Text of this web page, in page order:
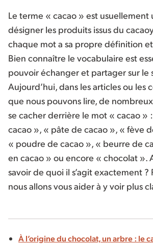
Le terme « cacao » est usuellement
désigner les produits issus du
chaque mot a sa propre définition
Bien connaître le vocabulaire est
pouvoir échanger et partager sur le
Aujourd’hui, dans les articles ou les
que nous pouvons lire, de
se cacher derrière le mot « cacao »
cacao », « pâte de cacao », « fève
« poudre de cacao », « beurre de
en cacao » ou encore « chocolat ».
savoir de quoi il s’agit exactement ?
nous allons vous aider à y voir plus
À l’origine du chocolat, un arbre : le